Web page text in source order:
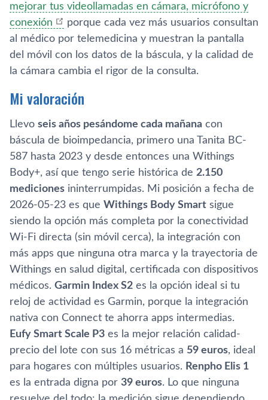
mejorar tus videollamadas en cámara, micrófono y
conexión
porque cada vez más usuarios consultan
al médico por telemedicina y muestran la pantalla
del móvil con los datos de la báscula, y la calidad de
la cámara cambia el rigor de la consulta.
Mi valoración
Llevo seis años pesándome cada mañana con
báscula de bioimpedancia, primero una Tanita BC-
587 hasta 2023 y desde entonces una Withings
Body+, así que tengo serie histórica de 2.150
mediciones ininterrumpidas. Mi posición a fecha de
2026-05-23 es que Withings Body Smart sigue
siendo la opción más completa por la conectividad
Wi-Fi directa (sin móvil cerca), la integración con
más apps que ninguna otra marca y la trayectoria de
Withings en salud digital, certificada con dispositivos
médicos. Garmin Index S2 es la opción ideal si tu
reloj de actividad es Garmin, porque la integración
nativa con Connect te ahorra apps intermedias.
Eufy Smart Scale P3 es la mejor relación calidad-
precio del lote con sus 16 métricas a 59 euros, ideal
para hogares con múltiples usuarios. Renpho Elis 1
es la entrada digna por 39 euros. Lo que ninguna